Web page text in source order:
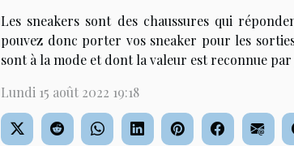
Les sneakers sont des chaussures qui
pouvez donc porter vos sneaker pour les
sont à la mode et dont la valeur est reconnue
Lundi 15 août 2022 19:18